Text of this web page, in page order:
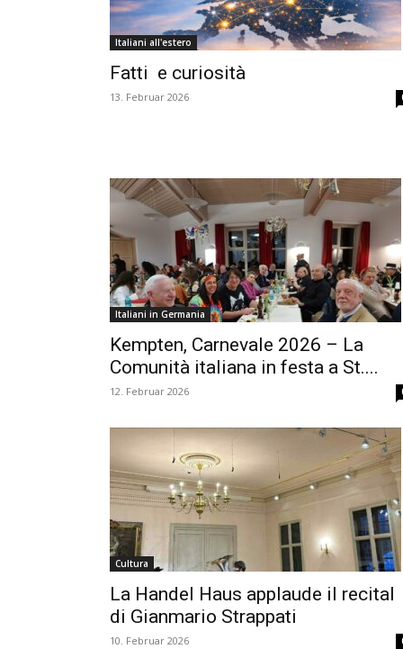
Italiani all'estero
Fatti e curiosità
13. Februar 2026
Italiani in Germania
Kempten, Carnevale 2026 – La
Comunità italiana in festa a St....
12. Februar 2026
Cultura
La Handel Haus applaude il recital
di Gianmario Strappati
10. Februar 2026